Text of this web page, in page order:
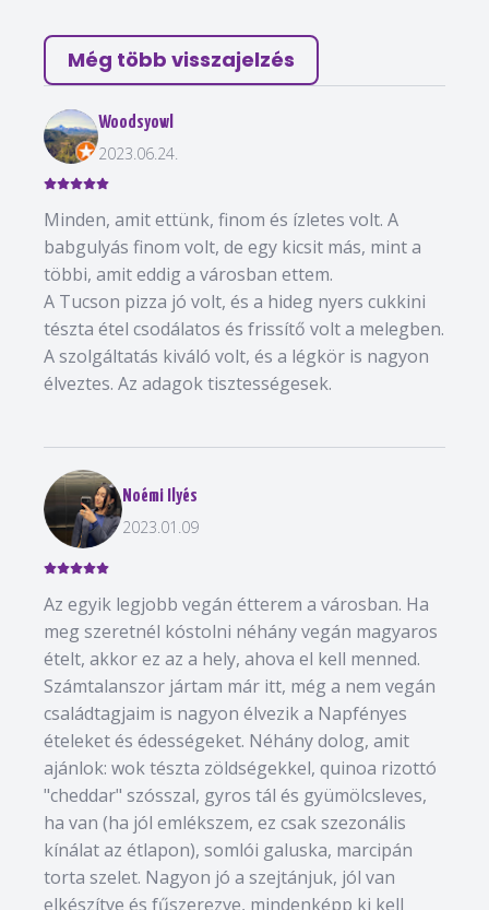
Még több visszajelzés
Woodsyowl
2023.06.24.
Minden, amit ettünk, finom és ízletes volt. A
babgulyás finom volt, de egy kicsit más, mint a
többi, amit eddig a városban ettem.
A Tucson pizza jó volt, és a hideg nyers cukkini
tészta étel csodálatos és frissítő volt a melegben.
A szolgáltatás kiváló volt, és a légkör is nagyon
élveztes. Az adagok tisztességesek.
Noémi Ilyés
2023.01.09
Az egyik legjobb vegán étterem a városban. Ha
meg szeretnél kóstolni néhány vegán magyaros
ételt, akkor ez az a hely, ahova el kell menned.
Számtalanszor jártam már itt, még a nem vegán
családtagjaim is nagyon élvezik a Napfényes
ételeket és édességeket. Néhány dolog, amit
ajánlok: wok tészta zöldségekkel, quinoa rizottó
"cheddar" szósszal, gyros tál és gyümölcsleves,
ha van (ha jól emlékszem, ez csak szezonális
kínálat az étlapon), somlói galuska, marcipán
torta szelet. Nagyon jó a szejtánjuk, jól van
elkészítve és fűszerezve, mindenképp ki kell